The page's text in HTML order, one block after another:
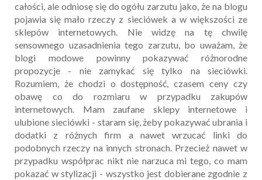
całości, ale odniosę się do ogółu zarzutu jako, że na blogu
pojawia się mało rzeczy z sieciówek a w większości ze
sklepów internetowych. Nie widzę na tę chwilę
sensownego uzasadnienia tego zarzutu, bo uważam, że
blogi modowe powinny pokazywać różnorodne
propozycje - nie zamykać się tylko na sieciówki.
Rozumiem, że chodzi o dostępność, czasem ceny czy
obawę co do rozmiaru w przypadku zakupów
internetowych. Mam zaufane sklepy internetowe i
ulubione sieciówki - staram się, żeby pokazywać ubrania i
dodatki z różnych firm a nawet wrzucać linki do
podobnych rzeczy na innych stronach. Przecież nawet w
przypadku współprac nikt nie narzuca mi tego, co mam
pokazać w stylizacji - wszystko jest dobierane zgodnie z